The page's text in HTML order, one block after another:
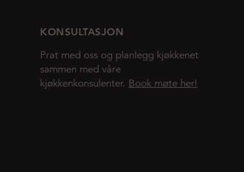
KONSULTASJON
Prat med oss og planlegg kjøkkenet
sammen med våre
kjøkkenkonsulenter. Book møte her!